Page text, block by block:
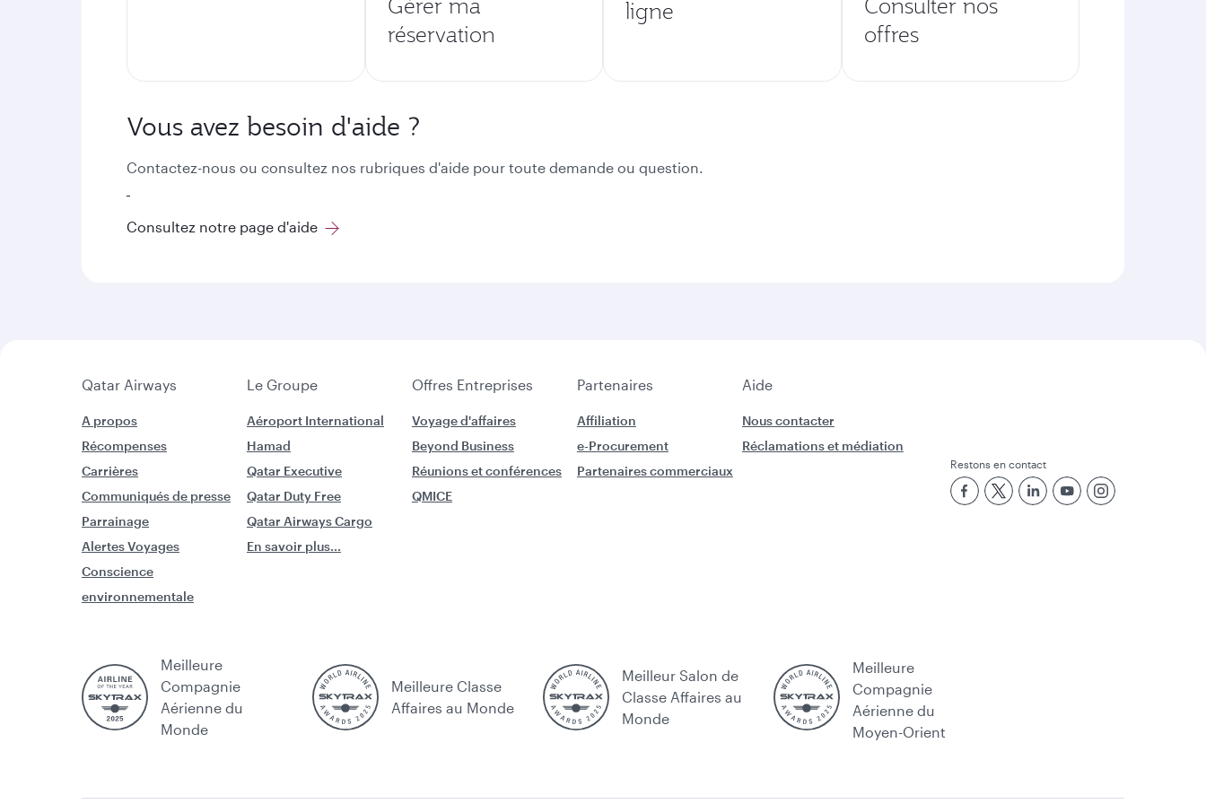
réservation
ligne
offres
Vous avez besoin d'aide ?
Contactez-nous ou consultez nos rubriques d'aide pour toute demande ou question.
Consultez notre page d'aide
Qatar Airways Le Groupe Offres Entreprises Partenaires Aide
A propos
Récompenses
Carrières
Communiqués de presse
Parrainage
Alertes Voyages
Conscience
environnementale
Aéroport International
Hamad
Qatar Executive
Qatar Duty Free
Qatar Airways Cargo
En savoir plus...
Voyage d'affaires
Beyond Business
Réunions et conférences
QMICE
Affiliation
e-Procurement
Partenaires commerciaux
Nous contacter
Réclamations et médiation
Restons en contact
Meilleure
Compagnie
Aérienne du
Monde
Meilleure Classe
Affaires au Monde
Meilleur Salon de
Classe Affaires au
Monde
Meilleure
Compagnie
Aérienne du
Moyen-Orient